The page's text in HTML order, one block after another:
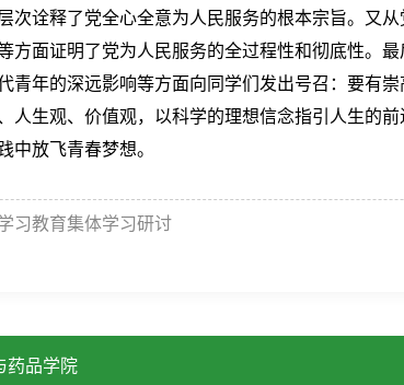
次诠释了党全心全意为人民服务的根本宗旨。又
方面证明了党为人民服务的全过程性和彻底性。
青年的深远影响等方面向同学们发出号召：要有
人生观、价值观，以科学的理想信念指引人生的
中放飞青春梦想。
习教育集体学习研讨
药品学院